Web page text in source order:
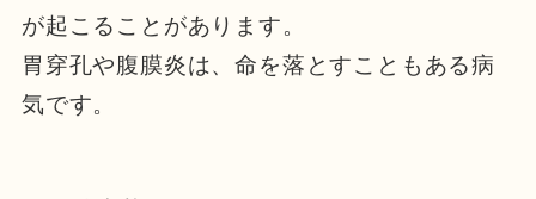
が起こることがあります。
胃穿孔や腹膜炎は、命を落とすこともある病
気です。